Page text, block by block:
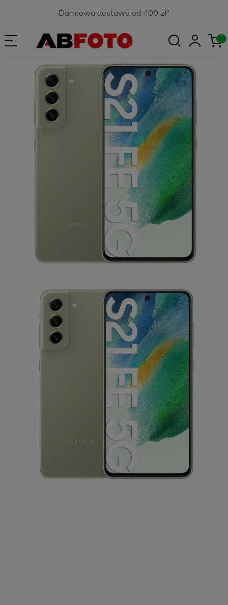
Darmowa dostawa od 400 zł*